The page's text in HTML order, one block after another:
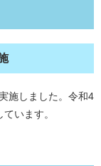
施しました。令和4
います。